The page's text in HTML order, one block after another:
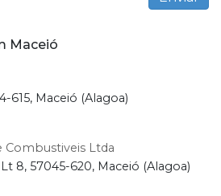
Maceió
615, Maceió (Alagoa)
Combustiveis Ltda
8, 57045-620, Maceió (Alagoa)